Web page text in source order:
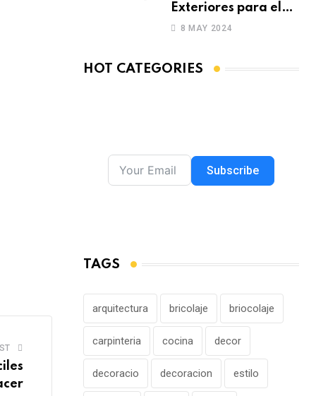
Exteriores para el
Verano
8 MAY 2024
HOT CATEGORIES
Subscribe
TAGS
arquitectura bricolaje briocolaje
carpinteria cocina decor
decoracio decoracion estilo